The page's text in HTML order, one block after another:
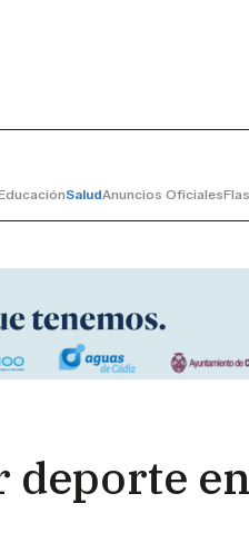
SaludAnuncios Oficiales
deporte en